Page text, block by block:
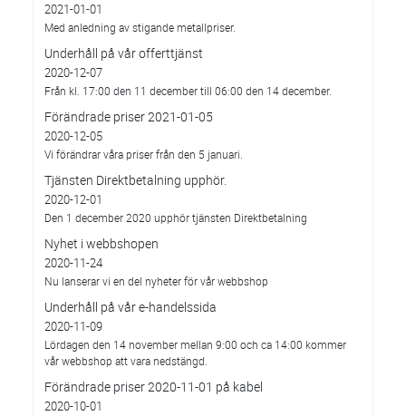
2021-01-01
Med anledning av stigande metallpriser.
Underhåll på vår offerttjänst
2020-12-07
Från kl. 17:00 den 11 december till 06:00 den 14 december.
Förändrade priser 2021-01-05
2020-12-05
Vi förändrar våra priser från den 5 januari.
Tjänsten Direktbetalning upphör.
2020-12-01
Den 1 december 2020 upphör tjänsten Direktbetalning
Nyhet i webbshopen
2020-11-24
Nu lanserar vi en del nyheter för vår webbshop
Underhåll på vår e-handelssida
2020-11-09
Lördagen den 14 november mellan 9:00 och ca 14:00 kommer
vår webbshop att vara nedstängd.
Förändrade priser 2020-11-01 på kabel
2020-10-01